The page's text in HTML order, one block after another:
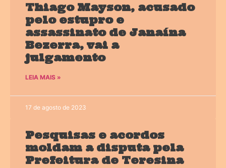
Thiago Mayson, acusado
pelo estupro e
assassinato de Janaína
Bezerra, vai a
julgamento
LEIA MAIS »
17 de agosto de 2023
Pesquisas e acordos
moldam a disputa pela
Prefeitura de Teresina